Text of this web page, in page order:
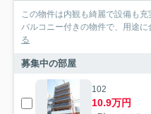
この物件は内観も綺麗で設備も
バルコニー付きの物件で、用途に
る
募集中の部屋
102
10.9万円